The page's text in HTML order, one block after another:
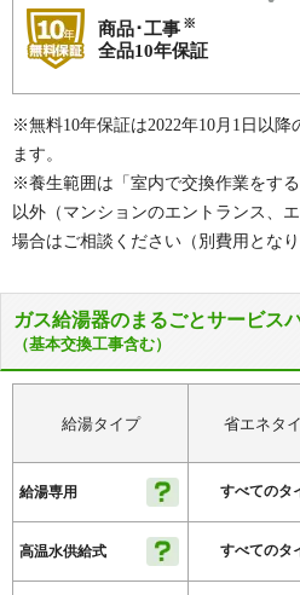
商品･工事 ※
全品10年保証
※無料10年保証は2022年10月1日以降
ます。
※養生範囲は「室内で交換作業をす
以外（マンションのエントランス、
場合はご相談ください（別費用となり
ガス給湯器のまるごとサービス
（基本交換工事含む）
給湯タイプ 省エネタ
給湯専用 すべてのタ
高温水供給式 すべてのタ